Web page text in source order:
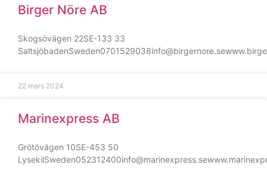
Birger Nöre AB
Skogsövägen 22SE-133 33
22 mars 2024
Marinexpress AB
Grötövägen 10SE-453 50
personligt
och erbjudanden.